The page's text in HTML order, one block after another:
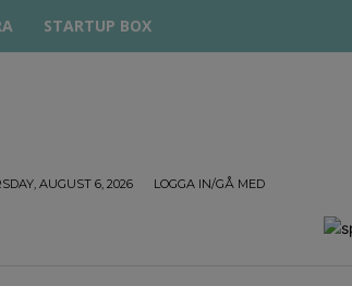
STARTUP BOX
AUGUST 6, 2026 LOGGA IN/GÅ MED